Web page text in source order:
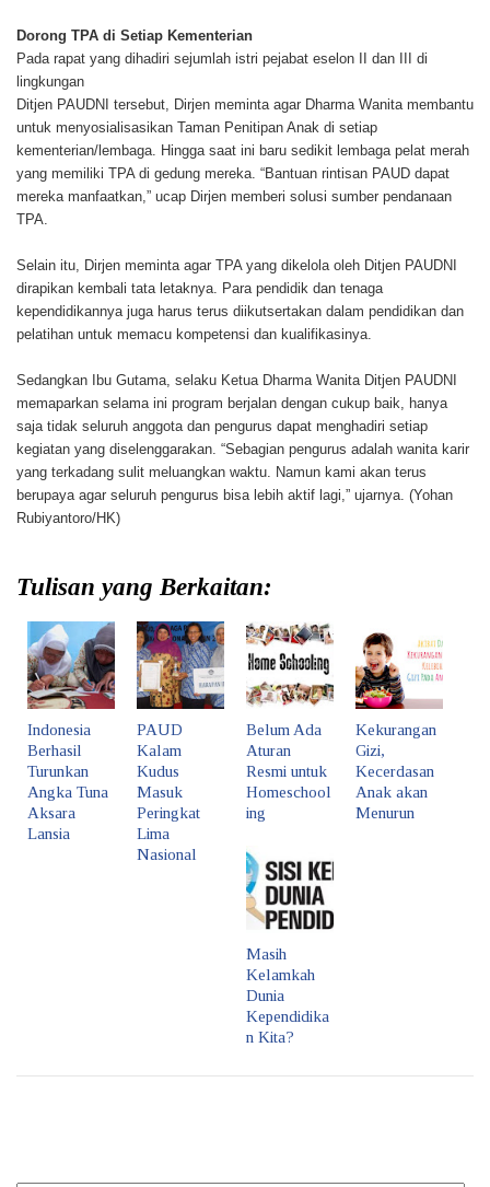
Dorong TPA di Setiap Kementerian
Pada rapat yang dihadiri sejumlah istri pejabat eselon II dan III di
lingkungan
Ditjen PAUDNI tersebut, Dirjen meminta agar Dharma Wanita membantu
untuk menyosialisasikan Taman Penitipan Anak di setiap
kementerian/lembaga. Hingga saat ini baru sedikit lembaga pelat merah
yang memiliki TPA di gedung mereka. “Bantuan rintisan PAUD dapat
mereka manfaatkan,” ucap Dirjen memberi solusi sumber pendanaan
TPA.
Selain itu, Dirjen meminta agar TPA yang dikelola oleh Ditjen PAUDNI
dirapikan kembali tata letaknya. Para pendidik dan tenaga
kependidikannya juga harus terus diikutsertakan dalam pendidikan dan
pelatihan untuk memacu kompetensi dan kualifikasinya.
Sedangkan Ibu Gutama, selaku Ketua Dharma Wanita Ditjen PAUDNI
memaparkan selama ini program berjalan dengan cukup baik, hanya
saja tidak seluruh anggota dan pengurus dapat menghadiri setiap
kegiatan yang diselenggarakan. “Sebagian pengurus adalah wanita karir
yang terkadang sulit meluangkan waktu. Namun kami akan terus
berupaya agar seluruh pengurus bisa lebih aktif lagi,” ujarnya. (Yohan
Rubiyantoro/HK)
Tulisan yang Berkaitan:
Indonesia
Berhasil
Turunkan
Angka Tuna
Aksara
Lansia
PAUD
Kalam
Kudus
Masuk
Peringkat
Lima
Nasional
Belum Ada
Aturan
Resmi untuk
Homeschool
ing
Kekurangan
Gizi,
Kecerdasan
Anak akan
Menurun
Masih
Kelamkah
Dunia
Kependidika
n Kita?